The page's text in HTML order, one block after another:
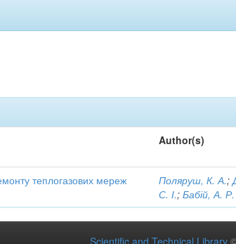
Author(s)
теплогазових мереж Поляруш, К. А.;
С. І.;Бабій, А. Р.
Scientific and Technical Library